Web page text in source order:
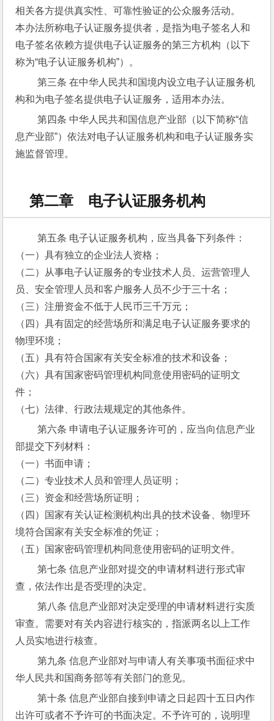
相关各方提供真实性、可靠性验证的公众服务活动。
本办法所称电子认证服务提供者，是指为电子签名人和
电子签名依赖方提供电子认证服务的第三方机构（以下
称为“电子认证服务机构”）。
第三条 在中华人民共和国境内设立电子认证服务机
构和为电子签名提供电子认证服务，适用本办法。
第四条 中华人民共和国信息产业部（以下简称“信
息产业部”）依法对电子认证服务机构和电子认证服务实
施监督管理。
第二章 电子认证服务机构
第五条 电子认证服务机构，应当具备下列条件：
（一）具有独立的企业法人资格；
（二）从事电子认证服务的专业技术人员、运营管理人
员、安全管理人员和客户服务人员不少于三十名；
（三）注册资金不低于人民币三千万元；
（四）具有固定的经营场所和满足电子认证服务要求的
物理环境；
（五）具有符合国家有关安全标准的技术和设备；
（六）具有国家密码管理机构同意使用密码的证明文
件；
（七）法律、行政法规规定的其他条件。
第六条 申请电子认证服务许可的，应当向信息产业
部提交下列材料：
（一）书面申请；
（二）专业技术人员和管理人员证明；
（三）资金和经营场所证明；
（四）国家有关认证检测机构出具的技术设备、物理环
境符合国家有关安全标准的凭证；
（五）国家密码管理机构同意使用密码的证明文件。
第七条 信息产业部对提交的申请材料进行形式审
查，依法作出是否受理的决定。
第八条 信息产业部对决定受理的申请材料进行实质
审查。需要对有关内容进行核实的，指派两名以上工作
人员实地进行核查。
第九条 信息产业部对与申请人有关事项书面征求中
华人民共和国商务部等有关部门的意见。
第十条 信息产业部自接到申请之日起四十五日内作
出许可或者不予许可的书面决定。不予许可的，说明理